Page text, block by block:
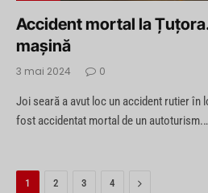
Accident mortal la
mașină
3 mai 2024 0
Joi seară a avut loc un accident rutier în
fost accidentat mortal de un
1 2 3 4 Next